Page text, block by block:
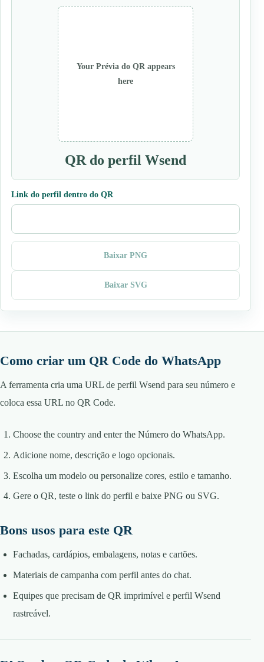
Your Prévia do QR appears
here
QR do perfil Wsend
Link do perfil dentro do QR
Baixar PNG
Baixar SVG
Como criar um QR Code do WhatsApp
A ferramenta cria uma URL de perfil Wsend para seu número e
coloca essa URL no QR Code.
Choose the country and enter the Número do WhatsApp.
Adicione nome, descrição e logo opcionais.
Escolha um modelo ou personalize cores, estilo e tamanho.
Gere o QR, teste o link do perfil e baixe PNG ou SVG.
Bons usos para este QR
Fachadas, cardápios, embalagens, notas e cartões.
Materiais de campanha com perfil antes do chat.
Equipes que precisam de QR imprimível e perfil Wsend
rastreável.